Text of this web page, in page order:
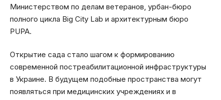
Министерством по делам ветеранов, урбан-бюро
полного цикла Big City Lab и архитектурным бюро
PUPA.
Открытие сада стало шагом к формированию
современной постреабилитационной инфраструктуры
в Украине. В будущем подобные пространства могут
появляться при медицинских учреждениях и в